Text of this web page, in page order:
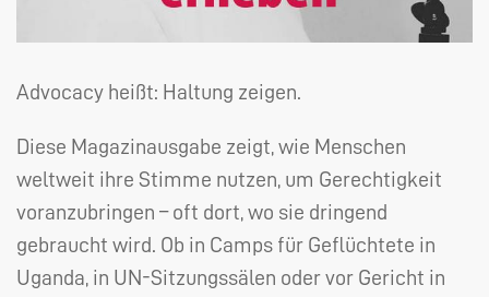
Advocacy heißt: Haltung zeigen.
Diese Magazinausgabe zeigt, wie Menschen
weltweit ihre Stimme nutzen, um Gerechtigkeit
voranzubringen – oft dort, wo sie dringend
gebraucht wird. Ob in Camps für Geflüchtete in
Uganda, in UN-Sitzungssälen oder vor Gericht in